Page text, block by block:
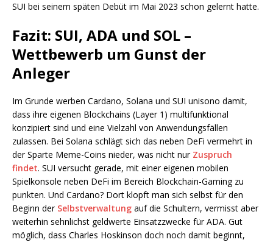
SUI bei seinem späten Debüt im Mai 2023 schon gelernt hatte.
Fazit: SUI, ADA und SOL –
Wettbewerb um Gunst der
Anleger
Im Grunde werben Cardano, Solana und SUI unisono damit,
dass ihre eigenen Blockchains (Layer 1) multifunktional
konzipiert sind und eine Vielzahl von Anwendungsfällen
zulassen. Bei Solana schlägt sich das neben DeFi vermehrt in
der Sparte Meme-Coins nieder, was nicht nur Zuspruch
findet. SUI versucht gerade, mit einer eigenen mobilen
Spielkonsole neben DeFi im Bereich Blockchain-Gaming zu
punkten. Und Cardano? Dort klopft man sich selbst für den
Beginn der Selbstverwaltung auf die Schultern, vermisst aber
weiterhin sehnlichst geldwerte Einsatzzwecke für ADA. Gut
möglich, dass Charles Hoskinson doch noch damit beginnt,